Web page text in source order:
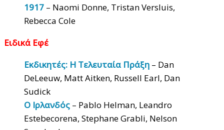
1917 – Naomi Donne, Tristan Versluis,
Rebecca Cole
Ειδικά Εφέ
Εκδικητές: Η Τελευταία Πράξη – Dan
DeLeeuw, Matt Aitken, Russell Earl, Dan
Sudick
Ο Ιρλανδός – Pablo Helman, Leandro
Estebecorena, Stephane Grabli, Nelson